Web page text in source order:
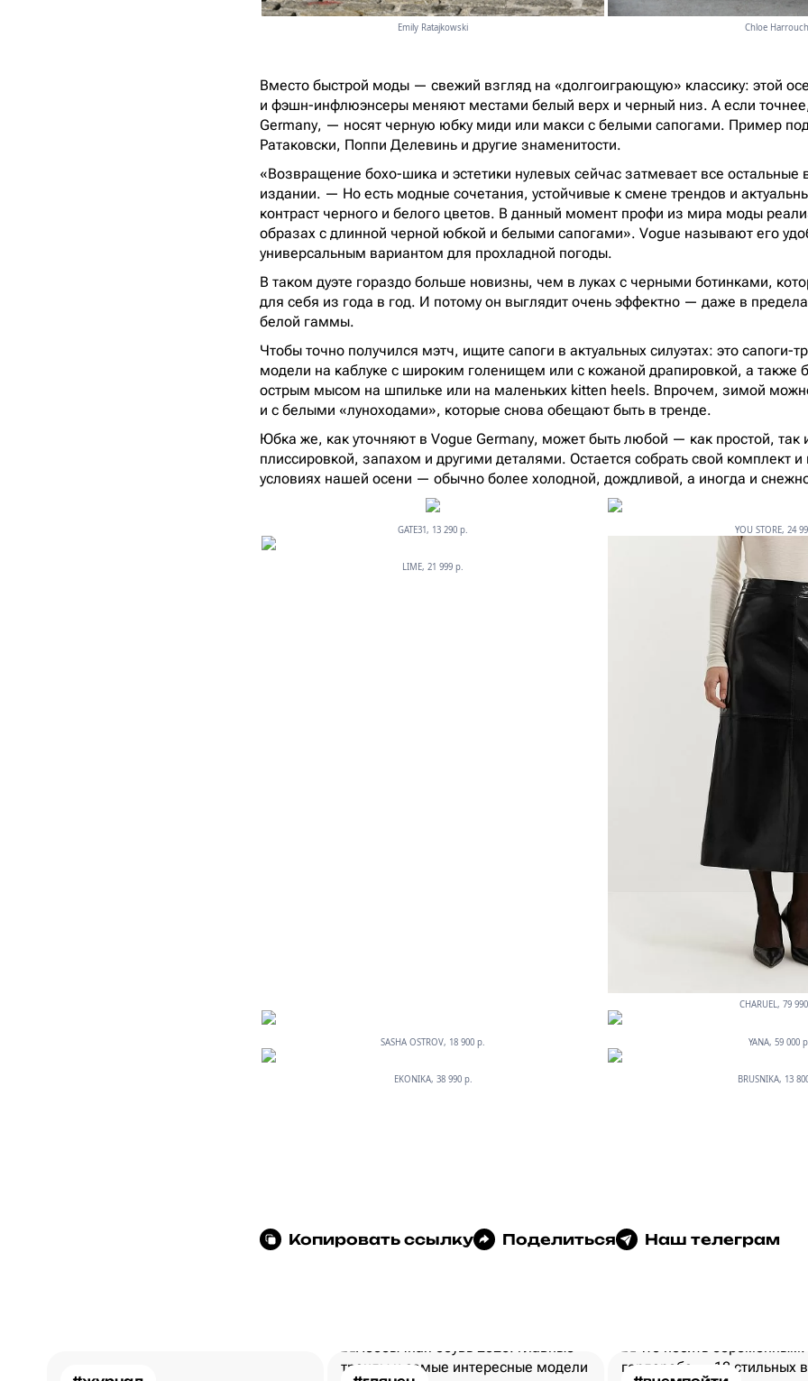
Emily Ratajkowski Chloe
Вместо быстрой моды — свежий взгляд на «долгоиграющую» классику: этой
и фэшн-инфлюэнсеры меняют местами белый верх и черный низ. А если
Germany, — носят черную юбку миди или макси с белыми сапогами. Пример
Ратаковски, Поппи Делевинь и другие знаменитости.
«Возвращение бохо-шика и эстетики нулевых сейчас затмевает все
издании. — Но есть модные сочетания, устойчивые к смене трендов и
контраст черного и белого цветов. В данный момент профи из мира моды
образах с длинной черной юбкой и белыми сапогами». Vogue называют его
универсальным вариантом для прохладной погоды.
В таком дуэте гораздо больше новизны, чем в луках с черными ботинками,
для себя из года в год. И потому он выглядит очень эффектно — даже в
белой гаммы.
Чтобы точно получился мэтч, ищите сапоги в актуальных силуэтах: это сапоги-
модели на каблуке с широким голенищем или с кожаной драпировкой, а также
острым мысом на шпильке или на маленьких kitten heels. Впрочем, зимой
и с белыми «луноходами», которые снова обещают быть в тренде.
Юбка же, как уточняют в Vogue Germany, может быть любой — как простой, так
плиссировкой, запахом и другими деталями. Остается собрать свой комплект и
условиях нашей осени — обычно более холодной, дождливой, а иногда и
GATE31, 13 290 p. YOU STORE, 24
LIME, 21 999 p.
CHARUEL, 79
SASHA OSTROV, 18 900 p. YANA, 59 000
EKONIKA, 38 990 p. BRUSNIKA, 13
Копировать ссылку Поделиться Наш телеграм